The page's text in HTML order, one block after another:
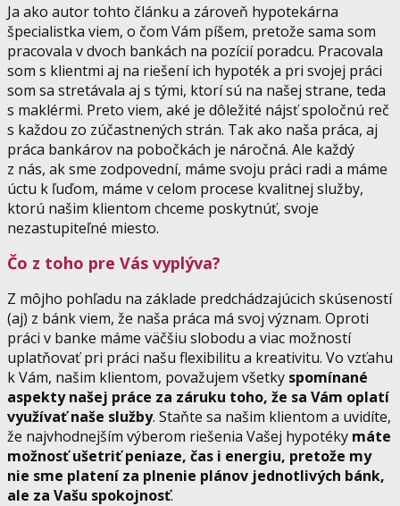
Ja ako autor tohto článku a zároveň hypotekárna
špecialistka viem, o čom Vám píšem, pretože sama som
pracovala v dvoch bankách na pozícií poradcu. Pracovala
som s klientmi aj na riešení ich hypoték a pri svojej práci
som sa stretávala aj s tými, ktorí sú na našej strane, teda
s maklérmi. Preto viem, aké je dôležité nájsť spoločnú reč
s každou zo zúčastnených strán. Tak ako naša práca, aj
práca bankárov na pobočkách je náročná. Ale každý
z nás, ak sme zodpovední, máme svoju práci radi a máme
úctu k ľuďom, máme v celom procese kvalitnej služby,
ktorú našim klientom chceme poskytnúť, svoje
nezastupiteľné miesto.
Čo z toho pre Vás vyplýva?
Z môjho pohľadu na základe predchádzajúcich skúseností
(aj) z bánk viem, že naša práca má svoj význam. Oproti
práci v banke máme väčšiu slobodu a viac možností
uplatňovať pri práci našu flexibilitu a kreativitu. Vo vzťahu
k Vám, našim klientom, považujem všetky spomínané
aspekty našej práce za záruku toho, že sa Vám oplatí
využívať naše služby. Staňte sa našim klientom a uvidíte,
že najvhodnejším výberom riešenia Vašej hypotéky máte
možnosť ušetriť peniaze, čas i energiu, pretože my
nie sme platení za plnenie plánov jednotlivých bánk,
ale za Vašu spokojnosť.